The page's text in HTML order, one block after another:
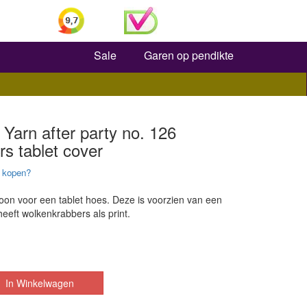
Zoeken
Sale Garen op pendikte
after party no. 126
tablet cover
voor een tablet hoes. Deze is voorzien van een
wolkenkrabbers als print.